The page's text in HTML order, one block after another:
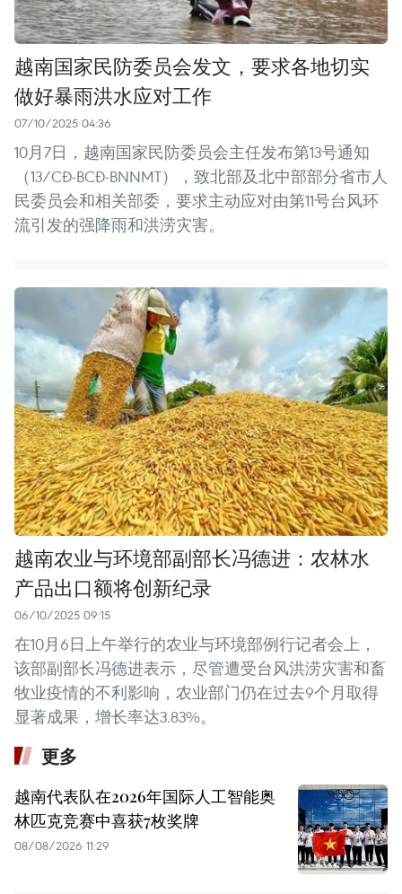
越南国家民防委员会发文，要求各地切实
做好暴雨洪水应对工作
07/10/2025 04:36
10月7日，越南国家民防委员会主任发布第13号通知
（13/CĐ-BCĐ-BNNMT），致北部及北中部部分省市人
民委员会和相关部委，要求主动应对由第11号台风环
流引发的强降雨和洪涝灾害。
越南农业与环境部副部长冯德进：农林水
产品出口额将创新纪录
06/10/2025 09:15
在10月6日上午举行的农业与环境部例行记者会上，
该部副部长冯德进表示，尽管遭受台风洪涝灾害和畜
牧业疫情的不利影响，农业部门仍在过去9个月取得
显著成果，增长率达3.83%。
更多
越南代表队在2026年国际人工智能奥
林匹克竞赛中喜获7枚奖牌
08/08/2026 11:29